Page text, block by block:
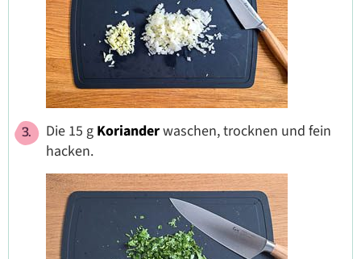
Die 15 g Korianderwaschen, trocknen und fein
hacken.